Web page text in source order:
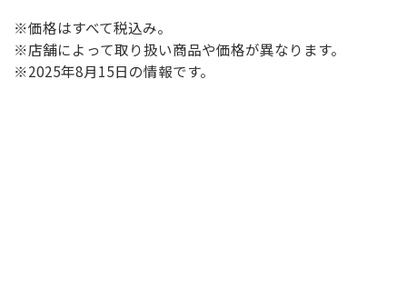
※価格はすべて税込み。
※店舗によって取り扱い商品や価格が異なります。
※2025年8月15日の情報です。